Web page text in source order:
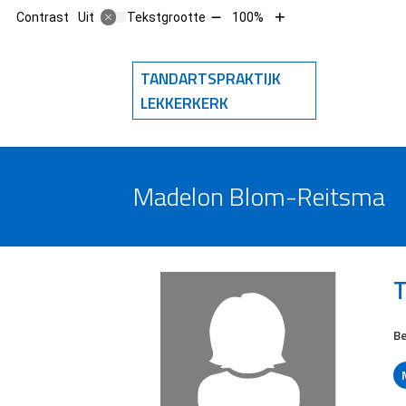
Contrast Uit Tekstgrootte Tekst
10%
100%
Tekst
10%
TANDARTSPRAKTIJK
LEKKERKERK
Madelon Blom-Reitsma